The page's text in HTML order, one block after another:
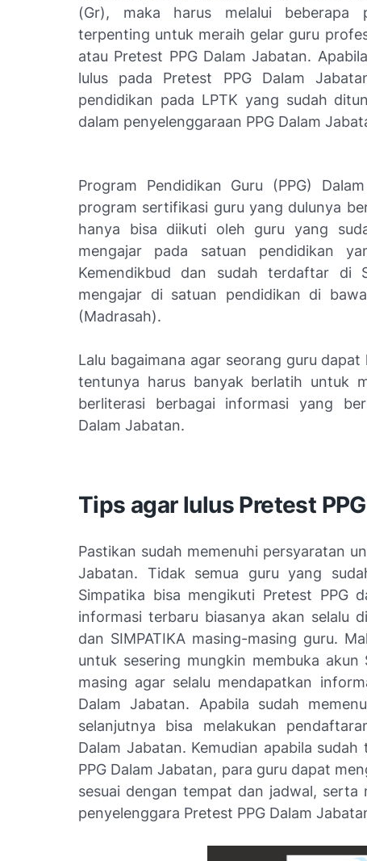
(Gr), maka harus melalui beberapa
terpenting untuk meraih gelar guru
atau Pretest PPG Dalam Jabatan.
lulus pada Pretest PPG Dalam
pendidikan pada LPTK yang sudah
dalam penyelenggaraan PPG Dalam
Program Pendidikan Guru (PPG)
program sertifikasi guru yang dulunya
hanya bisa diikuti oleh guru yang
mengajar pada satuan pendidikan
Kemendikbud dan sudah terdaftar di
mengajar di satuan pendidikan di
(Madrasah).
Lalu bagaimana agar seorang guru dapat
tentunya harus banyak berlatih untuk
berliterasi berbagai informasi yang
Dalam Jabatan.
Tips agar lulus Pretest
Pastikan sudah memenuhi persyaratan
Jabatan. Tidak semua guru yang
Simpatika bisa mengikuti Pretest PPG
informasi terbaru biasanya akan selalu
dan SIMPATIKA masing-masing guru.
untuk sesering mungkin membuka akun
masing agar selalu mendapatkan
Dalam Jabatan. Apabila sudah
selanjutnya bisa melakukan
Dalam Jabatan. Kemudian apabila
PPG Dalam Jabatan, para guru dapat
sesuai dengan tempat dan jadwal, serta
penyelenggara Pretest PPG Dalam